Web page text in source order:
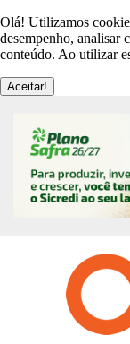
Olá! Utilizamos
desempenho, analisar
conteúdo. Ao utilizar
Aceitar!